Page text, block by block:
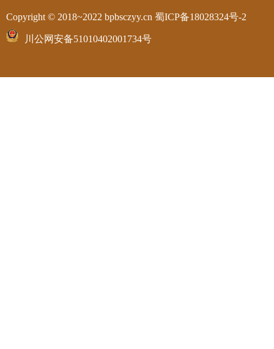
Copyright © 2018~2022 bpbsczyy.cn 蜀ICP备18028324号-2
川公网安备51010402001734号